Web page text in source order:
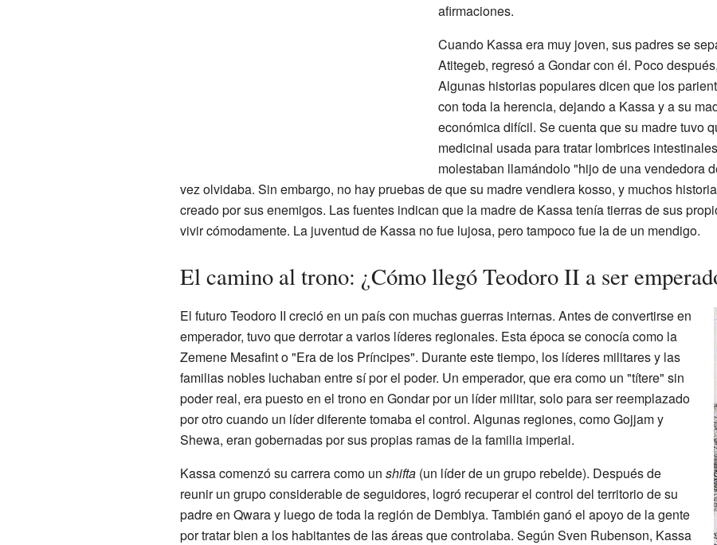
afirmaciones.
Cuando Kassa era muy joven, sus padres se
Atitegeb, regresó a Gondar con él. Poco
Algunas historias populares dicen que los
con toda la herencia, dejando a Kassa y a su
económica difícil. Se cuenta que su madre tuvo
medicinal usada para tratar lombrices
molestaban llamándolo "hijo de una vendedora
vez olvidaba. Sin embargo, no hay pruebas de que su madre vendiera kosso, y muchos
creado por sus enemigos. Las fuentes indican que la madre de Kassa tenía tierras de sus
vivir cómodamente. La juventud de Kassa no fue lujosa, pero tampoco fue la de un mendigo.
El camino al trono: ¿Cómo llegó Teodoro II a ser
El futuro Teodoro II creció en un país con muchas guerras internas. Antes de convertirse en
emperador, tuvo que derrotar a varios líderes regionales. Esta época se conocía como la
Zemene Mesafint o "Era de los Príncipes". Durante este tiempo, los líderes militares y las
familias nobles luchaban entre sí por el poder. Un emperador, que era como un "títere" sin
poder real, era puesto en el trono en Gondar por un líder militar, solo para ser reemplazado
por otro cuando un líder diferente tomaba el control. Algunas regiones, como Gojjam y
Shewa, eran gobernadas por sus propias ramas de la familia imperial.
Kassa comenzó su carrera como un shifta(un líder de un grupo rebelde). Después de
reunir un grupo considerable de seguidores, logró recuperar el control del territorio de su
padre en Qwara y luego de toda la región de Dembiya. También ganó el apoyo de la gente
por tratar bien a los habitantes de las áreas que controlaba. Según Sven Rubenson, Kassa